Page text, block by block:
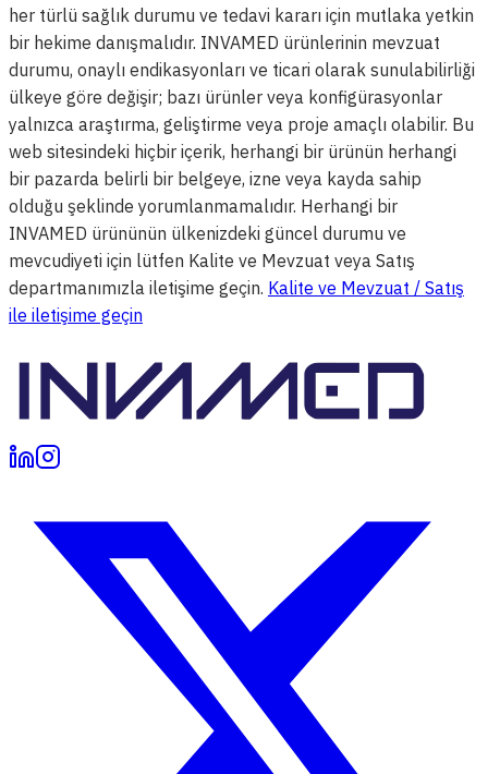
her türlü sağlık durumu ve tedavi kararı için mutlaka yetkin
bir hekime danışmalıdır. INVAMED ürünlerinin mevzuat
durumu, onaylı endikasyonları ve ticari olarak sunulabilirliği
ülkeye göre değişir; bazı ürünler veya konfigürasyonlar
yalnızca araştırma, geliştirme veya proje amaçlı olabilir. Bu
web sitesindeki hiçbir içerik, herhangi bir ürünün herhangi
bir pazarda belirli bir belgeye, izne veya kayda sahip
olduğu şeklinde yorumlanmamalıdır. Herhangi bir
INVAMED ürününün ülkenizdeki güncel durumu ve
mevcudiyeti için lütfen Kalite ve Mevzuat veya Satış
departmanımızla iletişime geçin. Kalite ve Mevzuat / Satış
ile iletişime geçin